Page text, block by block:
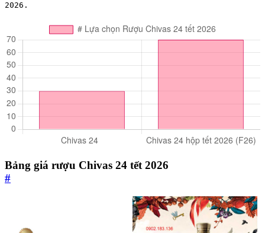
2026.
Bảng giá rượu Chivas 24 tết 2026
#